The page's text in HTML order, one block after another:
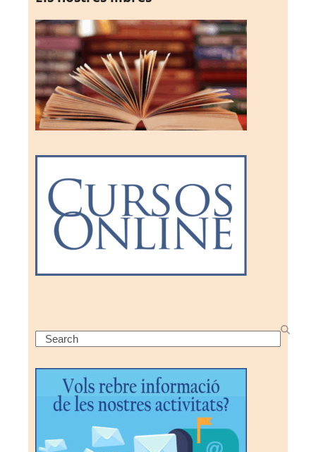
Search